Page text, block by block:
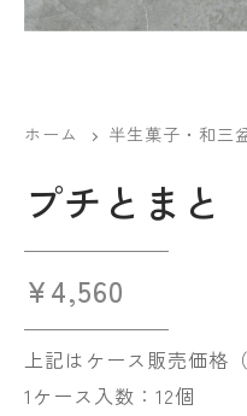
ホーム 半生菓子・和三
プチとまと
¥4,560
上記はケース販売価格（
1ケース入数：12個